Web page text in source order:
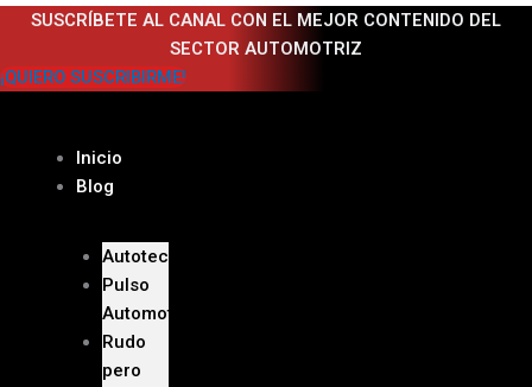
Ir
contenido
SUSCRÍBETE AL CANAL CON EL MEJOR CONTENIDO DEL
SECTOR AUTOMOTRIZ
¡QUIERO SUSCRIBIRME!
Inicio
Blog
Autoteca
Pulso
Automotriz
Rudo
pero